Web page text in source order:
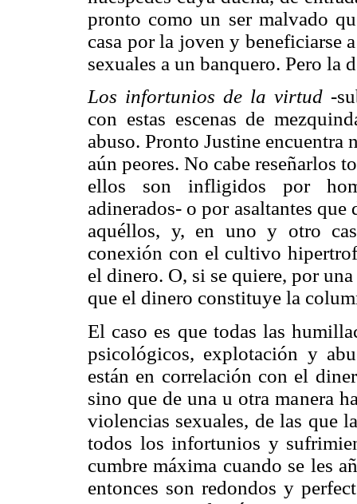
pronto como un ser malvado
casa por la joven y beneficiarse
sexuales a un banquero. Pero la
Los infortunios de la virtud-
con estas escenas de
abuso. Pronto Justine
aún peores. No cabe reseñarlos
ellos son infligidos por
adinerados- o por asaltantes
aquéllos, y, en uno y otro
conexión con el cultivo
el dinero. O, si se quiere, por
que el dinero constituye la
El caso es que todas las
psicológicos, explotación y
están en correlación con el
sino que de una u otra manera
violencias sexuales, de las que
todos los infortunios y
cumbre máxima cuando se les
entonces son redondos y